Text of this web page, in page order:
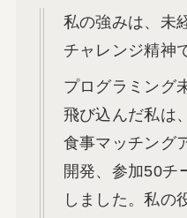
私の強みは、未
チャレンジ精神
プログラミング
飛び込んだ私は
食事マッチング
開発、参加50チ
しました。私の